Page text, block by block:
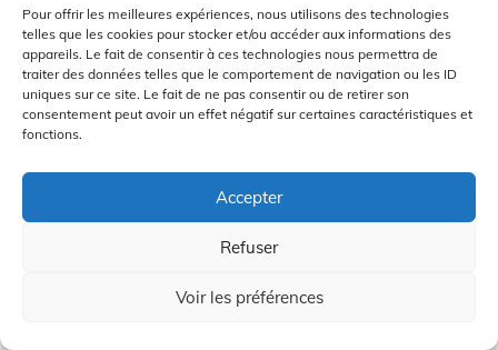
Pour offrir les meilleures expériences, nous utilisons des technologies
telles que les cookies pour stocker et/ou accéder aux informations des
appareils. Le fait de consentir à ces technologies nous permettra de
traiter des données telles que le comportement de navigation ou les ID
uniques sur ce site. Le fait de ne pas consentir ou de retirer son
consentement peut avoir un effet négatif sur certaines caractéristiques et
fonctions.
Accepter
Refuser
Voir les préférences
24/12/2025
Comparaison Under Armour UA
HG Et Callaway PLAFFORT